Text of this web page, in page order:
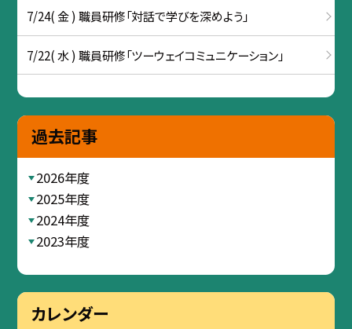
7/24( 金 ) 職員研修「対話で学びを深めよう」
7/22( 水 ) 職員研修「ツーウェイコミュニケーション」
過去記事
2026年度
2025年度
2024年度
2023年度
カレンダー